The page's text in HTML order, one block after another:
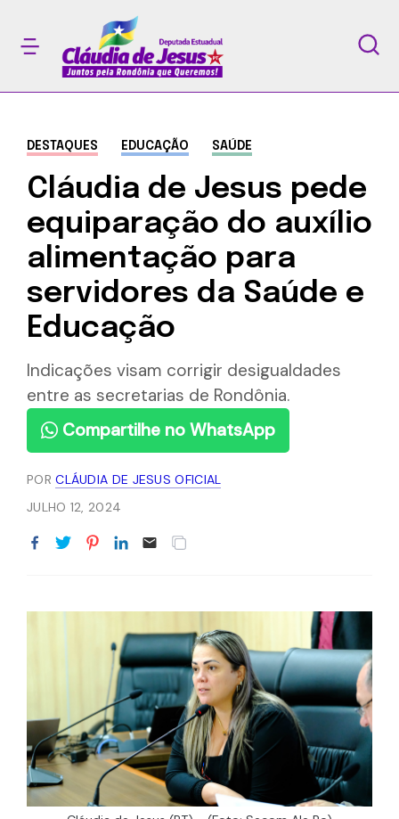
DESTAQUES EDUCAÇÃO SAÚDE
Cláudia de Jesus pede
equiparação do auxílio
alimentação para
servidores da Saúde e
Educação
Indicações visam corrigir desigualdades
entre as secretarias de Rondônia.
Compartilhe no WhatsApp
PORCLÁUDIA DE JESUS OFICIAL
JULHO 12, 2024